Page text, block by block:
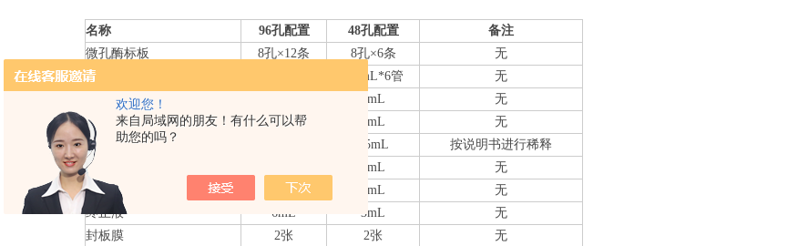
欢迎您！
来自局域网的朋友！有什么可以帮
助您的吗？
名称
96孔配置 48孔配置
备注
微孔酶标板
8孔×12条 8孔×6条
无
标准品
mL*6管
无
样本稀释液
3mL
无
检测抗体-HRP
10mL 5mL
无
20×洗涤缓冲液
15mL
按说明书进行稀释
底物A
3mL
无
底物B
6mL 3mL
无
终止液
6mL 3mL
无
封板膜
2张 2张
无